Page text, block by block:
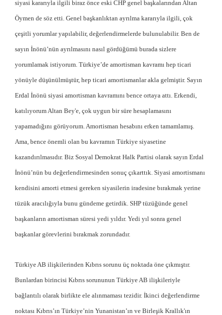
siyasi kararıyla ilgili biraz önce eski CHP genel başkalarından Altan
Öymen de söz etti. Genel başkanlıktan ayrılma kararıyla ilgili, çok
çeşitli yorumlar yapılabilir, değerlendirmelerde bulunulabilir. Ben de
sayın İnönü’nün ayrılmasını nasıl gördüğümü burada sizlere
yorumlamak istiyorum. Türkiye’de amortisman kavramı hep ticari
yönüyle düşünülmüştür, hep ticari amortismanlar akla gelmiştir. Sayın
Erdal İnönü siyasi amortisman kavramını bence ortaya attı. Erkendi,
katılıyorum Altan Bey'e, çok uygun bir süre hesaplamasını
yapamadığını görüyorum. Amortisman hesabını erken tamamlamış.
Ama, bence önemli olan bu kavramın Türkiye siyasetine
kazandırılmasıdır. Biz Sosyal Demokrat Halk Partisi olarak sayın Erdal
İnönü’nün bu değerlendirmesinden sonuç çıkarttık. Siyasi amortismanı
kendisini amorti etmesi gereken siyasilerin iradesine bırakmak yerine
tüzük aracılığıyla bunu gündeme getirdik. SHP tüzüğünde genel
başkanların amortisman süresi yedi yıldır. Yedi yıl sonra genel
başkanlar görevlerini bırakmak zorundadır.
Türkiye AB ilişkilerinden Kıbrıs sorunu üç noktada öne çıkmıştır.
Bunlardan birincisi Kıbrıs sorununun Türkiye AB ilişkileriyle
bağlantılı olarak birlikte ele alınmaması tezidir. İkinci değerlendirme
noktası Kıbrıs’ın Türkiye’nin Yunanistan’ın ve Birleşik Krallık'ın